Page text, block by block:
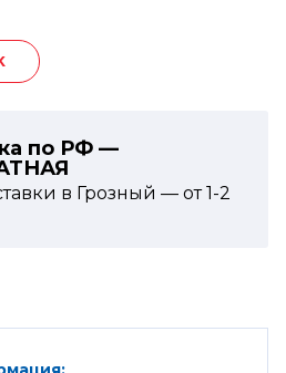
по РФ —
в Грозный — от1-2